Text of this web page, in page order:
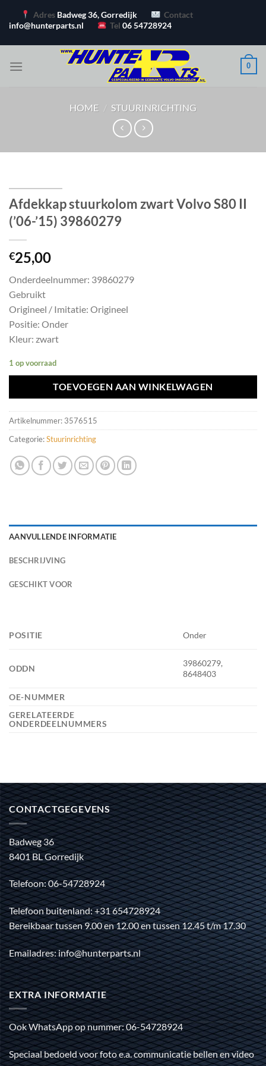
naar
Adres Badweg 36, Gorredijk
Contact
info@hunterparts.nl
Tel06 54728924
0
HOME / STUURINRICHTING
Afdekkap stuurkolom zwart Volvo S80 II
(’06-’15) 39860279
€25,00
Onderdeelnummer: 39860279
Gebruikt
Origineel / Imitatie: Origineel
Positie: Onder
Kleur: zwart
1 op voorraad
TOEVOEGEN AAN WINKELWAGEN
Artikelnummer: 3576515
Categorie:Stuurinrichting
AANVULLENDE INFORMATIE
BESCHRIJVING
GESCHIKT VOOR
POSITIE Onder
ODDN
39860279,
8648403
OE-NUMMER
GERELATEERDE
ONDERDEELNUMMERS
CONTACTGEGEVENS
Badweg 36
8401 BL Gorredijk
Telefoon: 06-54728924
Telefoon buitenland: +31 654728924
Bereikbaar tussen 9.00 en 12.00 en tussen 12.45 t/m 17.30
Emailadres: info@hunterparts.nl
EXTRA INFORMATIE
Ook WhatsApp op nummer: 06-54728924
Speciaal bedoeld voor foto e.a. communicatie bellen en video